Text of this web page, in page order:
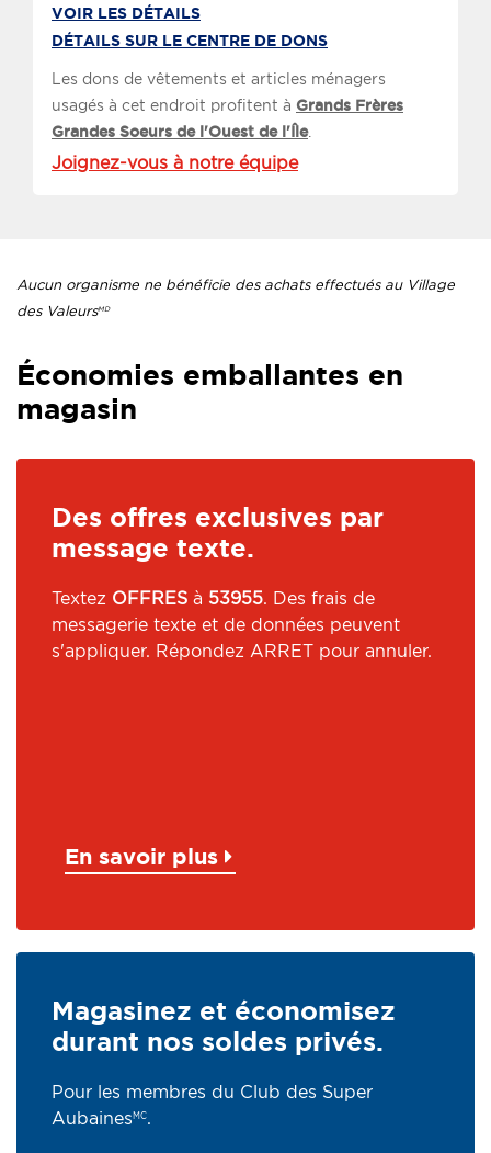
VOIR LES DÉTAILS
DÉTAILS SUR LE CENTRE DE DONS
Les dons de vêtements et articles ménagers
usagés à cet endroit profitent à Grands Frères
Grandes Soeurs de l'Ouest de l'Île.
Joignez-vous à notre équipe
Aucun organisme ne bénéficie des achats effectués au Village
des ValeursMD.
Économies emballantes en
magasin
Des offres exclusives par
message texte.
Textez OFFRES à 53955. Des frais de
messagerie texte et de données peuvent
s'appliquer. Répondez ARRET pour annuler.
En savoir plus
Magasinez et économisez
durant nos soldes privés.
Pour les membres du Club des Super
Aubaines MC.